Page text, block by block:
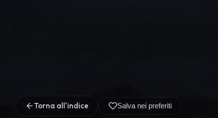
Torna all'indice Salva nei preferiti